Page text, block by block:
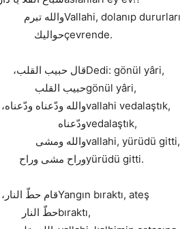
والله تبرم
حواليك
Vallahi, dolanıp dururları
çevrende.
قال حبيب القلب،
حبيب القلب
والله ودّعناه ودّعناه،
ودّعناه
وراح مشى وراح
Dedi: gönül yâri,
gönül yâri,
vallahi vedalaştık,
vedalaştık,
vallahi, yürüdü gitti,
yürüdü gitti.
قام حطّ النار،
حطّ النار
Yangın bıraktı, ateş
bıraktı,